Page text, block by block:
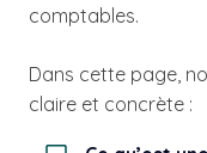
comptables.
Dans cette page,
claire et concrète :